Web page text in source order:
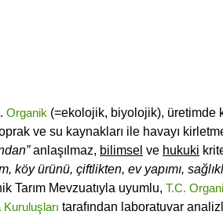
. Organik (=ekolojik, biyolojik), üretimde
ve su kaynakları ile havayı
anlaşılmaz, bilimsel ve hukuki
köy ürünü, çiftlikten, ev yapımı,
Tarım Mevzuatıyla uyumlu, T.C.
tarafından laboratuvar